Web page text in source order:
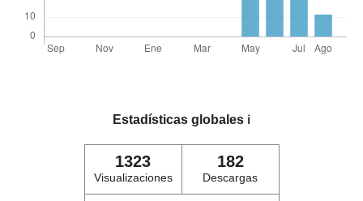
Estadísticas globales ℹ️
1323
Visualizaciones
182
Descargas